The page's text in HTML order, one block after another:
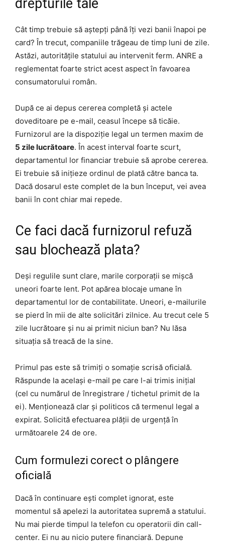
drepturile tale
Cât timp trebuie să aștepți până îți vezi banii înapoi pe
card? În trecut, companiile trăgeau de timp luni de zile.
Astăzi, autoritățile statului au intervenit ferm. ANRE a
reglementat foarte strict acest aspect în favoarea
consumatorului român.
După ce ai depus cererea completă și actele
doveditoare pe e-mail, ceasul începe să ticăie.
Furnizorul are la dispoziție legal un termen maxim de
5 zile lucrătoare. În acest interval foarte scurt,
departamentul lor financiar trebuie să aprobe cererea.
Ei trebuie să inițieze ordinul de plată către banca ta.
Dacă dosarul este complet de la bun început, vei avea
banii în cont chiar mai repede.
Ce faci dacă furnizorul refuză
sau blochează plata?
Deși regulile sunt clare, marile corporații se mișcă
uneori foarte lent. Pot apărea blocaje umane în
departamentul lor de contabilitate. Uneori, e-mailurile
se pierd în mii de alte solicitări zilnice. Au trecut cele 5
zile lucrătoare și nu ai primit niciun ban? Nu lăsa
situația să treacă de la sine.
Primul pas este să trimiți o somație scrisă oficială.
Răspunde la același e-mail pe care l-ai trimis inițial
(cel cu numărul de înregistrare / tichetul primit de la
ei). Menționează clar și politicos că termenul legal a
expirat. Solicită efectuarea plății de urgență în
următoarele 24 de ore.
Cum formulezi corect o plângere
oficială
Dacă în continuare ești complet ignorat, este
momentul să apelezi la autoritatea supremă a statului.
Nu mai pierde timpul la telefon cu operatorii din call-
center. Ei nu au nicio putere financiară. Depune